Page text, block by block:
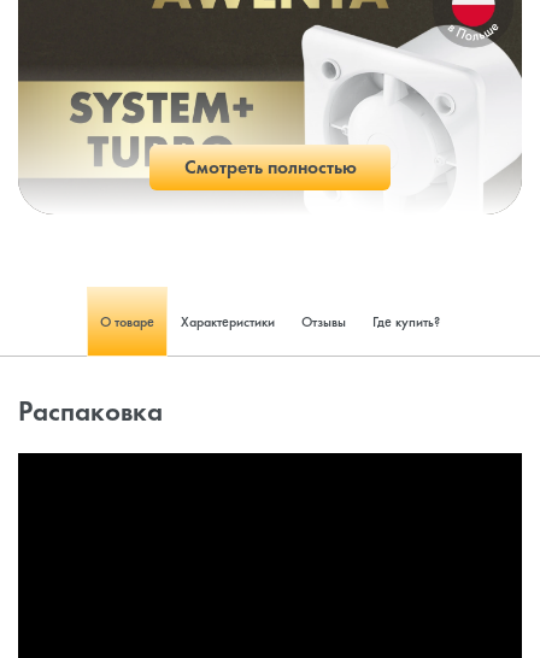
Смотреть полностью
О товаре Характеристики Отзывы Где купить?
Распаковка